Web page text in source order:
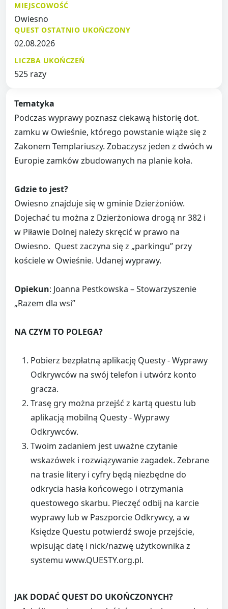
MIEJSCOWOŚĆ
Owiesno
QUEST OSTATNIO UKOŃCZONY
02.08.2026
LICZBA UKOŃCZEŃ
525 razy
Tematyka
Podczas wyprawy poznasz ciekawą historię dot.
zamku w Owieśnie, którego powstanie wiąże się z
Zakonem Templariuszy. Zobaczysz jeden z dwóch w
Europie zamków zbudowanych na planie koła.
Gdzie to jest?
Owiesno znajduje się w gminie Dzierżoniów.
Dojechać tu można z Dzierżoniowa drogą nr 382 i
w Piławie Dolnej należy skręcić w prawo na
Owiesno. Quest zaczyna się z „parkingu” przy
kościele w Owieśnie. Udanej wyprawy.
Opiekun: Joanna Pestkowska – Stowarzyszenie
„Razem dla wsi”
NA CZYM TO POLEGA?
Pobierz bezpłatną aplikację Questy - Wyprawy
Odkrywców na swój telefon i utwórz konto
gracza.
Trasę gry można przejść z kartą questu lub
aplikacją mobilną Questy - Wyprawy
Odkrywców.
Twoim zadaniem jest uważne czytanie
wskazówek i rozwiązywanie zagadek. Zebrane
na trasie litery i cyfry będą niezbędne do
odkrycia hasła końcowego i otrzymania
questowego skarbu. Pieczęć odbij na karcie
wyprawy lub w Paszporcie Odkrywcy, a w
Księdze Questu potwierdź swoje przejście,
wpisując datę i nick/nazwę użytkownika z
systemu www.QUESTY.org.pl.
JAK DODAĆ QUEST DO UKOŃCZONYCH?